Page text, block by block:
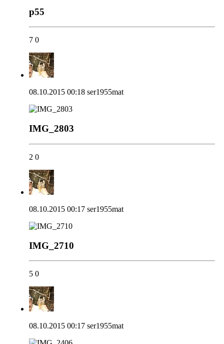
p55
7 0
08.10.2015 00:18 ser1955mat
IMG_2803
2 0
08.10.2015 00:17 ser1955mat
IMG_2710
5 0
08.10.2015 00:17 ser1955mat